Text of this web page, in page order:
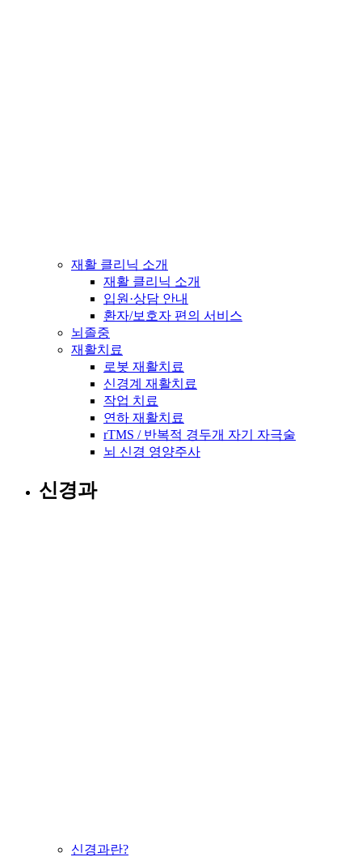
재활 클리닉 소개
재활 클리닉 소개
입원·상담 안내
환자/보호자 편의 서비스
뇌졸중
재활치료
로봇 재활치료
신경계 재활치료
작업 치료
연하 재활치료
rTMS / 반복적 경두개 자기 자극술
뇌 신경 영양주사
신경과
신경과란?